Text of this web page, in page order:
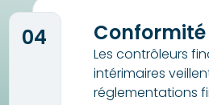
04 Conformité
Les contrôleurs
intérimaires
réglementations